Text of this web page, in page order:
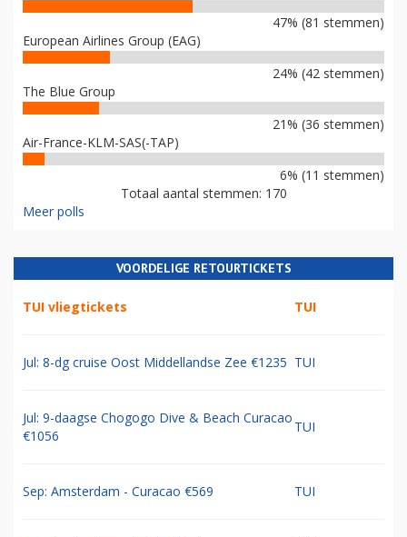
47% (81 stemmen)
European Airlines Group (EAG)
24% (42 stemmen)
The Blue Group
21% (36 stemmen)
Air-France-KLM-SAS(-TAP)
6% (11 stemmen)
Totaal aantal stemmen: 170
Meer polls
VOORDELIGE RETOURTICKETS
TUI vliegtickets TUI
Jul: 8-dg cruise Oost Middellandse Zee €1235 TUI
Jul: 9-daagse Chogogo Dive & Beach Curacao
€1056
TUI
Sep: Amsterdam - Curacao €569 TUI